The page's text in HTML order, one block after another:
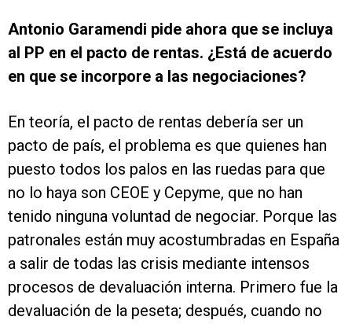
Antonio Garamendi pide ahora que se incluya
al PP en el pacto de rentas. ¿Está de acuerdo
en que se incorpore a las negociaciones?
En teoría, el pacto de rentas debería ser un
pacto de país, el problema es que quienes han
puesto todos los palos en las ruedas para que
no lo haya son CEOE y Cepyme, que no han
tenido ninguna voluntad de negociar. Porque las
patronales están muy acostumbradas en España
a salir de todas las crisis mediante intensos
procesos de devaluación interna. Primero fue la
devaluación de la peseta; después, cuando no